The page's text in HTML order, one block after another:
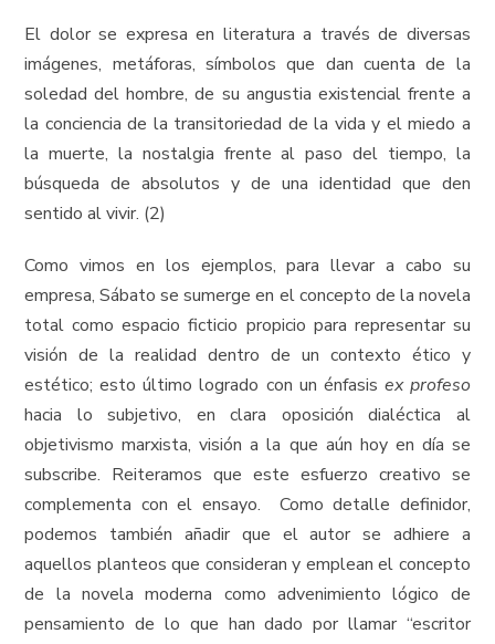
El dolor se expresa en literatura a través de diversas
imágenes, metáforas, símbolos que dan cuenta de la
soledad del hombre, de su angustia existencial frente a
la conciencia de la transitoriedad de la vida y el miedo a
la muerte, la nostalgia frente al paso del tiempo, la
búsqueda de absolutos y de una identidad que den
sentido al vivir. (2)
Como vimos en los ejemplos, para llevar a cabo su
empresa, Sábato se sumerge en el concepto de la novela
total como espacio ficticio propicio para representar su
visión de la realidad dentro de un contexto ético y
estético; esto último logrado con un énfasis ex profeso
hacia lo subjetivo, en clara oposición dialéctica al
objetivismo marxista, visión a la que aún hoy en día se
subscribe. Reiteramos que este esfuerzo creativo se
complementa con el ensayo. Como detalle definidor,
podemos también añadir que el autor se adhiere a
aquellos planteos que consideran y emplean el concepto
de la novela moderna como advenimiento lógico de
pensamiento de lo que han dado por llamar “escritor